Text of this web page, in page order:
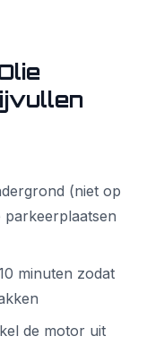
(niet op
parkeerplaatsen
minuten zodat
de motor uit